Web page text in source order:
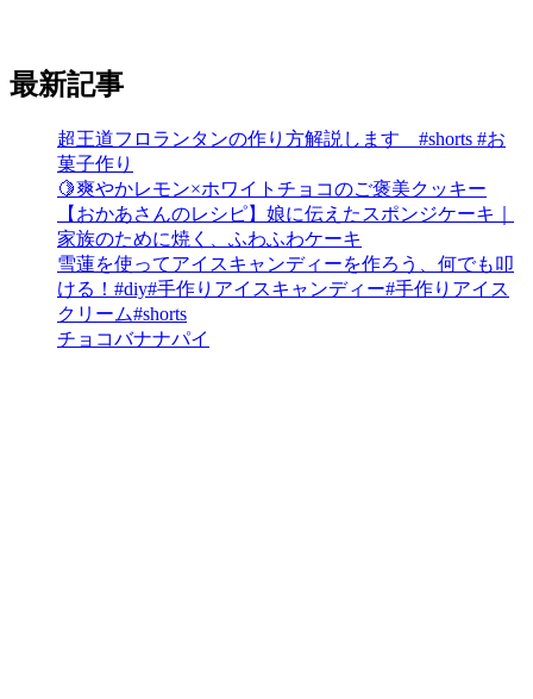
最新記事
超王道フロランタンの作り方解説します #shorts #お
菓子作り
🍋爽やかレモン×ホワイトチョコのご褒美クッキー
【おかあさんのレシピ】娘に伝えたスポンジケーキ｜
家族のために焼く、ふわふわケーキ
雪蓮を使ってアイスキャンディーを作ろう、何でも叩
ける！#diy#手作りアイスキャンディー#手作りアイス
クリーム#shorts
チョコバナナパイ